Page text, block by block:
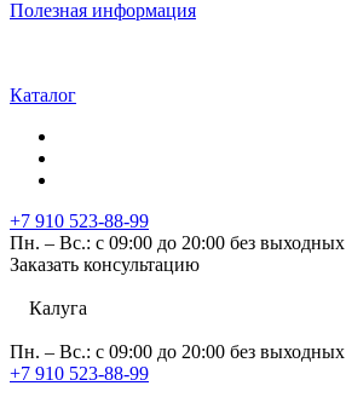
Полезная информация
Каталог
+7 910 523-88-99
Пн. – Вс.: с 09:00 до 20:00 без выходных
Заказать консультацию
Калуга
Пн. – Вс.: с 09:00 до 20:00 без выходных
+7 910 523-88-99